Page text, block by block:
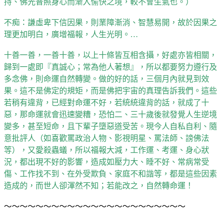
不痴：謙虛卑下信因果，則業障漸消、智慧易開，故於因果之
理更加明白，廣增福報，人生光明。…
十善一善，一善十善，以上十條皆互相含攝，好處亦皆相關，
歸到一處即『真誠心；常為他人著想』，所以都要努力遵行及
多念佛，則命運自然轉變。做的好的話，三個月內就見到效
果。這不是佛定的規矩，而是佛把宇宙的真理告訴我們。這些
若稍有違背，已經對命運不好，若統統違背的話，就成了十
惡，那命運就會迅速變糟，恐怕二、三十歲後就發覺人生逆境
變多，甚至短命，且下輩子墮惡道受苦。現今人自私自利、隨
意批評人（如喜歡罵政治人物、影視明星、罵法師、謗佛法
等），又愛殺蟲蟻，所以福報大減，工作運、考運、身心狀
況，都出現不好的影響，造成如壓力大、睡不好、常病常受
傷、工作找不到、在外受欺負、家庭不和諧等，都是這些因素
造成的，而世人卻渾然不知；若能改之，自然轉命運！
～～～～～～～～～～～～～～～～～～～～～～～